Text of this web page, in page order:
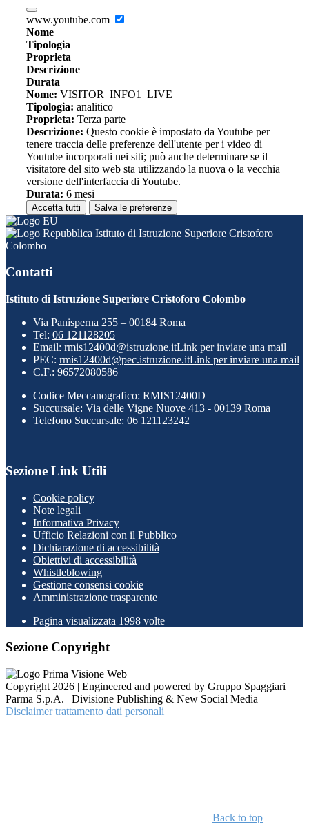
www.youtube.com
Nome
Tipologia
Proprieta
Descrizione
Durata
Nome: VISITOR_INFO1_LIVE
Tipologia: analitico
Proprieta: Terza parte
Descrizione: Questo cookie è impostato da Youtube per
tenere traccia delle preferenze dell'utente per i video di
Youtube incorporati nei siti; può anche determinare se il
visitatore del sito web sta utilizzando la nuova o la vecchia
versione dell'interfaccia di Youtube.
Durata: 6 mesi
Accetta tutti Salva le preferenze
Istituto di Istruzione Superiore Cristoforo
Colombo
Contatti
Istituto di Istruzione Superiore Cristoforo Colombo
Via Panisperna 255 – 00184 Roma
Tel: 06 121128205
Email: rmis12400d@istruzione.itLink per inviare una mail
PEC: rmis12400d@pec.istruzione.itLink per inviare una mail
C.F.: 96572080586
Codice Meccanografico: RMIS12400D
Succursale: Via delle Vigne Nuove 413 - 00139 Roma
Telefono Succursale: 06 121123242
Sezione Link Utili
Cookie policy
Note legali
Informativa Privacy
Ufficio Relazioni con il Pubblico
Dichiarazione di accessibilità
Obiettivi di accessibilità
Whistleblowing
Gestione consensi cookie
Amministrazione trasparente
Pagina visualizzata 1998 volte
Sezione Copyright
Copyright 2026 | Engineered and powered by Gruppo Spaggiari
Parma S.p.A. | Divisione Publishing & New Social Media
Disclaimer trattamento dati personali
Back to top